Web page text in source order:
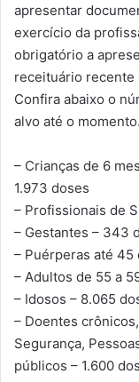
apresentar
exercício da
obrigatório a
receituário recente
Confira abaixo o
alvo até o momento.
– Crianças de 6
1.973 doses
– Profissionais de
– Gestantes – 343
– Puérperas até 45
– Adultos de 55 a
– Idosos – 8.065
– Doentes
Segurança,
públicos – 1.600